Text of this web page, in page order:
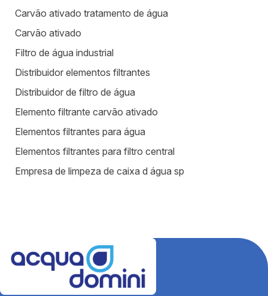
Carvão ativado tratamento de água
Carvão ativado
Filtro de água industrial
Distribuidor elementos filtrantes
Distribuidor de filtro de água
Elemento filtrante carvão ativado
Elementos filtrantes para água
Elementos filtrantes para filtro central
Empresa de limpeza de caixa d água sp
Fábrica de filtros para tratamento de água
Fabricantes de elementos filtrantes
Filtro de água para indústria